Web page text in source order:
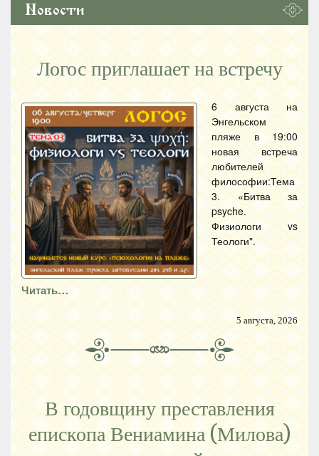
Новости
Логос приглашает на встречу
6 августа на
Энгельском
пляже в 19:00
новая встреча
любителей
философии:Тема
3. «Битва за
psyche.
Физиологи vs
Теологи".
Читать…
5 августа, 2026
В годовщину преставления
епископа Вениамина (Милова)